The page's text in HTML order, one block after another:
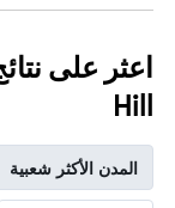
Hill
المدن الأكثر شعبية